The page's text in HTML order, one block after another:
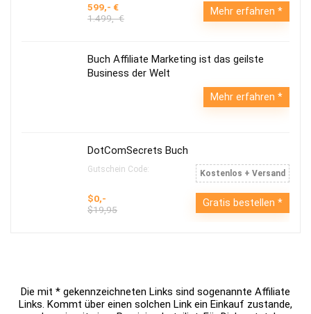
599,- €
1.499,- €
Mehr erfahren
Buch Affiliate Marketing ist das geilste
Business der Welt
Mehr erfahren
DotComSecrets Buch
Gutschein Code: Kostenlos + Versand
$0,-
$19,95
Gratis bestellen
Die mit * gekennzeichneten Links sind sogenannte Affiliate
Links. Kommt über einen solchen Link ein Einkauf zustande,